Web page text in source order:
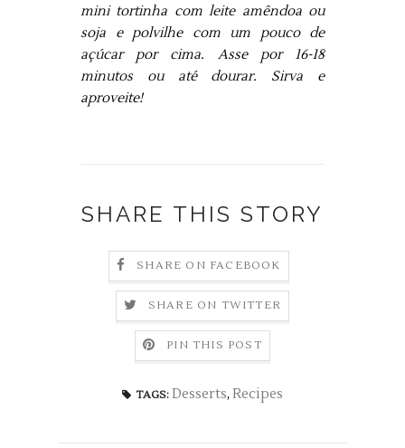
mini tortinha comleite amêndoa ou
soja e polvilhe com um pouco de
açúcar por cima. Asse por 16-18
minutos ou até dourar. Sirva e
aproveite!
SHARE THIS STORY
SHARE ON FACEBOOK
SHARE ON TWITTER
PIN THIS POST
TAGS: Desserts, Recipes